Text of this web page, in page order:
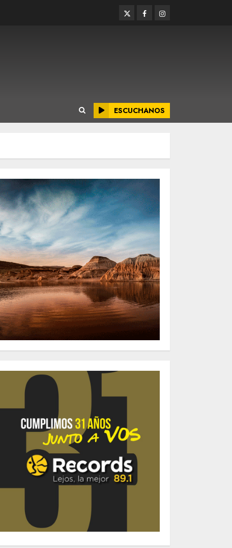
TwitterFacebookInstagram
ESCUCHANOS